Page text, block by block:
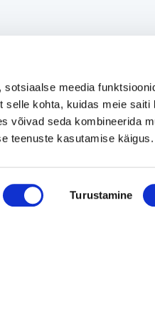
meedia
kohta, kuidas meie saiti
võivad seda kombineerida
teenuste kasutamise käigus.
Turustamine